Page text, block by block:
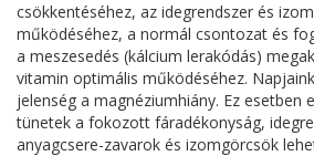
csökkentéséhez, az idegrendszer és
működéséhez, a normál csontozat és
a meszesedés (kálcium lerakódás)
vitamin optimális működéséhez.
jelenség a magnéziumhiány. Ez esetben
tünetek a fokozott fáradékonyság,
anyagcsere-zavarok és izomgörcsök